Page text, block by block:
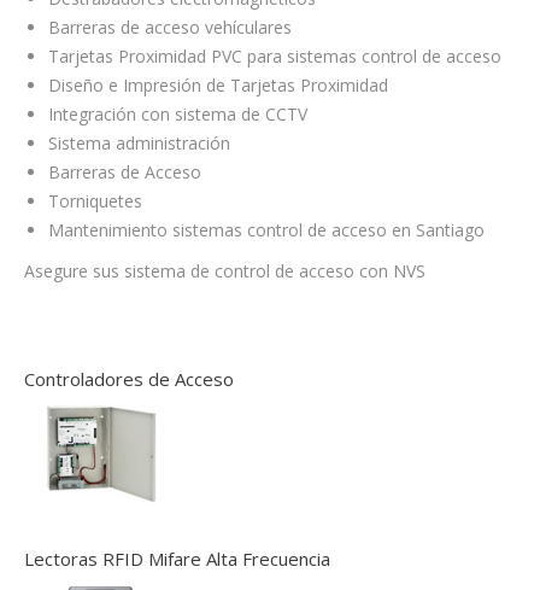
Barreras de acceso vehículares
Tarjetas Proximidad PVC para sistemas control de acceso
Diseño e Impresión de Tarjetas Proximidad
Integración con sistema de CCTV
Sistema administración
Barreras de Acceso
Torniquetes
Mantenimiento sistemas control de acceso en Santiago
Asegure sus sistema de control de acceso con NVS
Controladores de Acceso
Lectoras RFID Mifare Alta Frecuencia